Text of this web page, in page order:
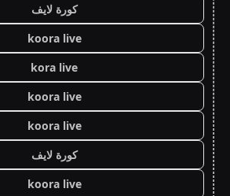
كورة لايف
koora live
kora live
koora live
koora live
كورة لايف
koora live